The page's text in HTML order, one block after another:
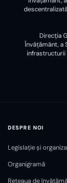
Direcția
Învățământ, a
infrastructurii
DESPRE NOI
Legislație și
Organigramă
Rețeaua de